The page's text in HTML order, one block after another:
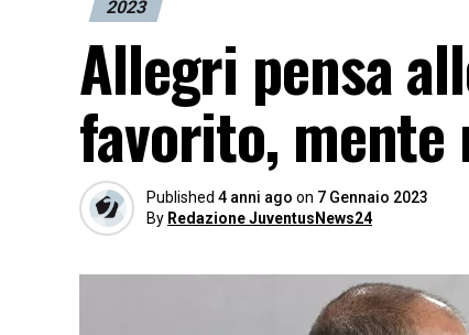
2023
Allegri pensa
favorito,
Published 4 anni ago on 7 Gennaio 2023
By Redazione JuventusNews24